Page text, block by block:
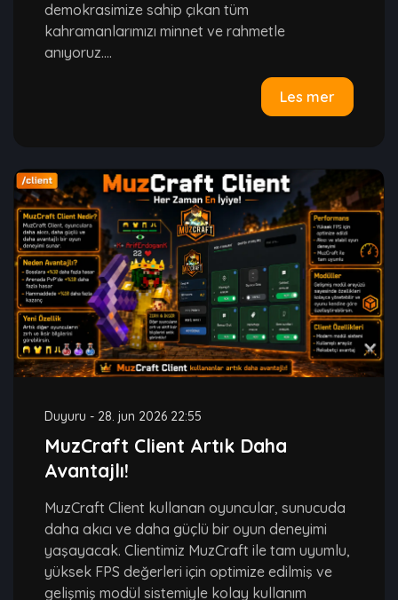
demokrasimize sahip çıkan tüm
kahramanlarımızı minnet ve rahmetle
anıyoruz....
Les mer
Duyuru - 28. jun 2026 22:55
MuzCraft Client Artık Daha
Avantajlı!
MuzCraft Client kullanan oyuncular, sunucuda
daha akıcı ve daha güçlü bir oyun deneyimi
yaşayacak. Clientimiz MuzCraft ile tam uyumlu,
yüksek FPS değerleri için optimize edilmiş ve
gelişmiş modül sistemiyle kolay kullanım